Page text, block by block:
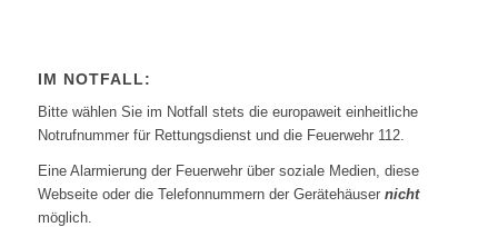
IM NOTFALL:
Bitte wählen Sie im Notfall stets die europaweit einheitliche
Notrufnummer für Rettungsdienst und die Feuerwehr 112.
Eine Alarmierung der Feuerwehr über soziale Medien, diese
Webseite oder die Telefonnummern der Gerätehäuser nicht
möglich.